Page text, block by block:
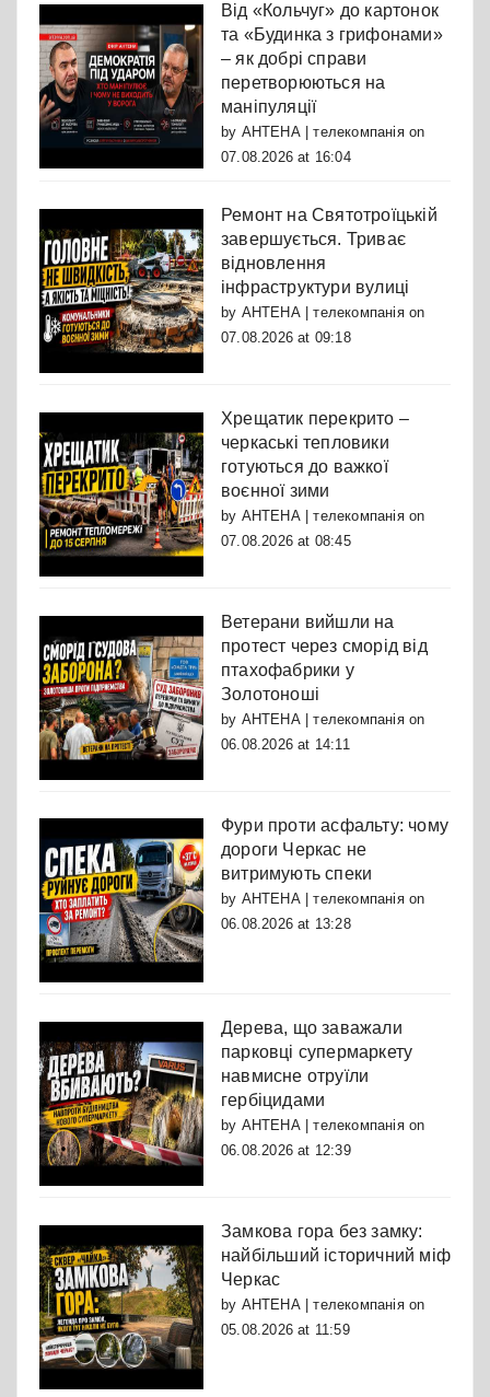
Від «Кольчуг» до картонок
та «Будинка з грифонами»
– як добрі справи
перетворюються на
маніпуляції
by АНТЕНА | телекомпаніяon
07.08.2026 at 16:04
Ремонт на Святотроїцькій
завершується. Триває
відновлення
інфраструктури вулиці
by АНТЕНА | телекомпаніяon
07.08.2026 at 09:18
Хрещатик перекрито –
черкаські тепловики
готуються до важкої
воєнної зими
by АНТЕНА | телекомпаніяon
07.08.2026 at 08:45
Ветерани вийшли на
протест через сморід від
птахофабрики у
Золотоноші
by АНТЕНА | телекомпаніяon
06.08.2026 at 14:11
Фури проти асфальту: чому
дороги Черкас не
витримують спеки
by АНТЕНА | телекомпаніяon
06.08.2026 at 13:28
Дерева, що заважали
парковці супермаркету
навмисне отруїли
гербіцидами
by АНТЕНА | телекомпаніяon
06.08.2026 at 12:39
Замкова гора без замку:
найбільший історичний міф
Черкас
by АНТЕНА | телекомпаніяon
05.08.2026 at 11:59